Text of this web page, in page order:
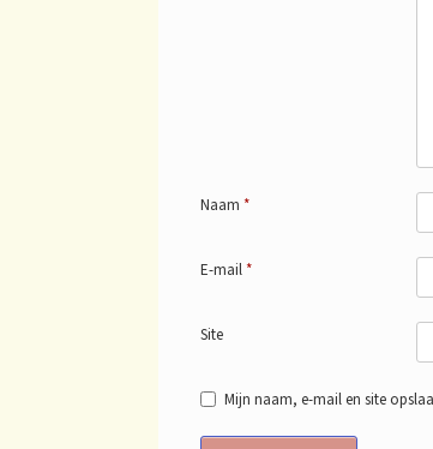
Naam *
E-mail*
Site
Mijn naam, e-mail en site